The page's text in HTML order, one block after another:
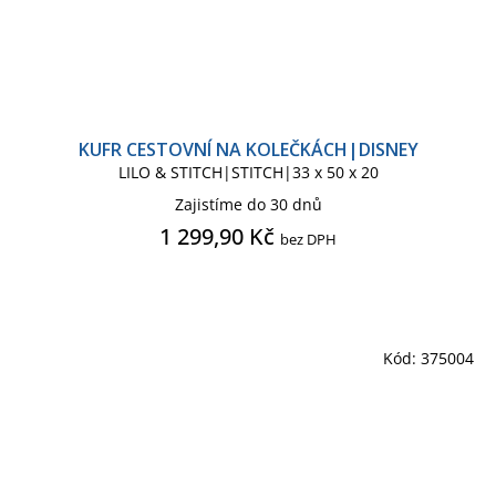
KUFR CESTOVNÍ NA KOLEČKÁCH|DISNEY
LILO & STITCH|STITCH|33 x 50 x 20
Zajistíme do 30 dnů
1 299,90 Kč bez DPH
Kód: 375004